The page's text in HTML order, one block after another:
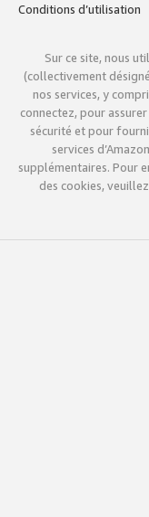
Conditions d’utilisation
Sur ce site, nous
(collectivement
nos services, y
connectez, pour
sécurité et pour
services
supplémentaires. Pour
des cookies,